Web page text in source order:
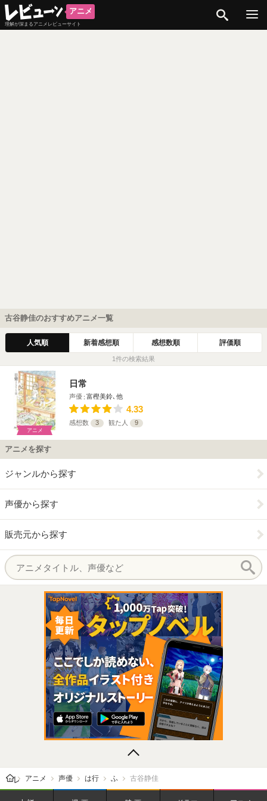
アニメ
理解が深まるアニメレビューサイト
古谷静佳のおすすめアニメ一覧
人気順 新着感想順 感想数順 評価順
1件の検索結果
アニメ
日常
声優 富樫美鈴､他
4.33
感想数 3 観た人 9
アニメを探す
ジャンルから探す
声優から探す
販売元から探す
レビューン トップ
アニメ 声優 は行 ふ 古谷静佳